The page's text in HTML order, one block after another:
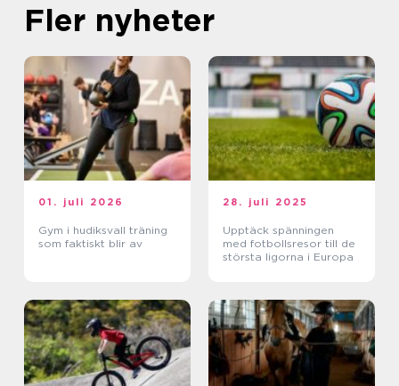
Fler nyheter
01. juli 2026
Gym i hudiksvall träning
som faktiskt blir av
28. juli 2025
Upptäck spänningen
med fotbollsresor till de
största ligorna i Europa